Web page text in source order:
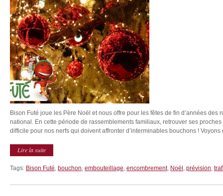
Bison Futé joue les Père Noël et nous offre pour les fêtes de fin d’années des
national. En cette période de rassemblements familiaux, retrouver ses
difficile pour nos nerfs qui doivent affronter d’interminables bouchons ! Voyons
Lire la suite
Tags: Bison Futé, bouchon, embouteillage, encombrement, Noël , prévision,